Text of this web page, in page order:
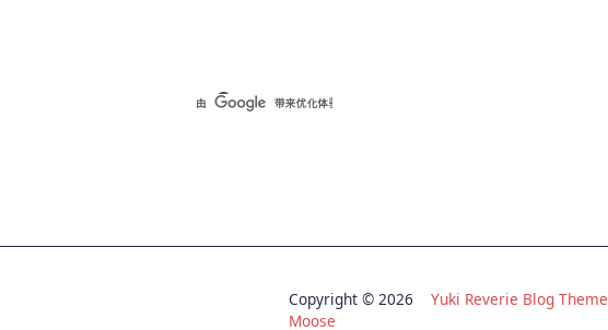
Copyright © 2026Yuki Reverie Blog Theme
Moose